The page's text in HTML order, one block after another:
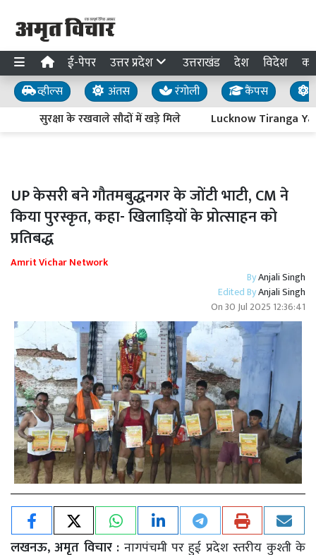
ई-पेपर उत्तर प्रदेश उत्तराखंड देश विदेश
व्हील्स अंतस रंगोली कैंपस
सुरक्षा के रखवाले सौदों में खड़े मिले
Lucknow Tiranga
UP केसरी बने गौतमबुद्धनगर के जोंटी भाटी, CM ने
किया पुरस्कृत, कहा- खिलाड़ियों के प्रोत्साहन को
प्रतिबद्ध
Amrit Vichar Network
ByAnjali Singh
Edited ByAnjali Singh
On30 Jul 2025 12:36:41
लखनऊ, अमृत विचार : नागपंचमी पर हुई प्रदेश स्तरीय कुश्ती के